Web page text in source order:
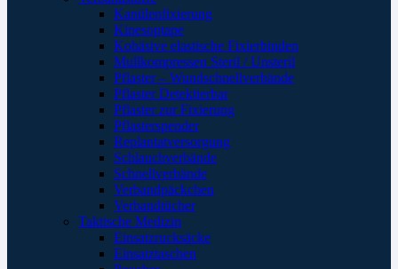
Kanülenfixierung
Kinesoptape
Kohäsive elastische Fixierbinden
Mullkompressen Steril / Unsteril
Pflaster – Wundschnellverbände
Pflaster Detektierbar
Pflaster zur Fixierung
Pflasterspender
Replantatversorgung
Schlauchverbände
Schnellverbände
Verbandpäckchen
Verbandtücher
Taktische Medizin
Einsatzrucksäcke
Einsatztaschen